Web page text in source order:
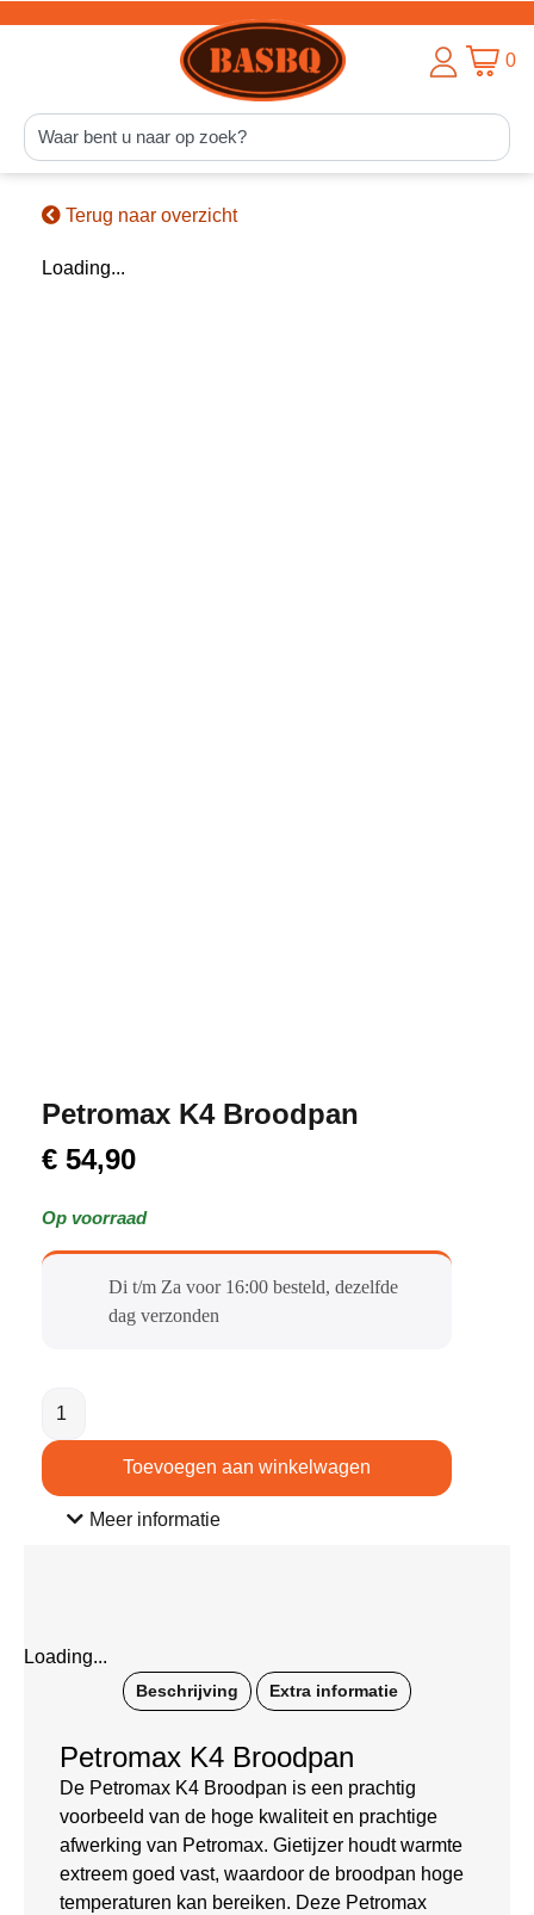
0
Terug naar overzicht
Loading...
Petromax K4 Broodpan
€ 54,90
Op voorraad
Di t/m Za voor 16:00 besteld, dezelfde
dag verzonden​
Toevoegen aan winkelwagen
Meer informatie
Loading...
Beschrijving Extra informatie
Petromax K4 Broodpan
De Petromax K4 Broodpan is een prachtig
voorbeeld van de hoge kwaliteit en prachtige
afwerking van Petromax. Gietijzer houdt warmte
extreem goed vast, waardoor de broodpan hoge
temperaturen kan bereiken. Deze Petromax